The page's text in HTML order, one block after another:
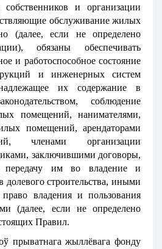
собственников и организации
обслуживание жилых
(далее, если не определено
обязаны обеспечивать
и работоспособное состояние
и инженерных систем
их содержание в
соблюдение
помещений, нанимателями,
помещений, арендаторами
членами организации
заключившими договоры,
передачу им во владение и
долевого строительства, иными
владения и пользования
(далее, если не определено
Правил.
прыватнага жыллёвага фонду